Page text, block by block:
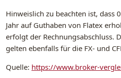
Hinweislich zu beachten ist, dass
Jahr auf Guthaben von Flatex
erfolgt der Rechnungsabschluss.
gelten ebenfalls für die FX- und
Quelle: https://www.broker-